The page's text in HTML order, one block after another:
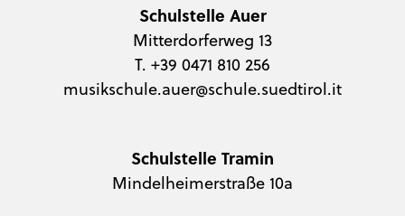
Schulstelle Auer
Mitterdorferweg 13
T. +39 0471 810 256
musikschule.auer@schule.suedtirol.it
Schulstelle Tramin
Mindelheimerstraße 10a